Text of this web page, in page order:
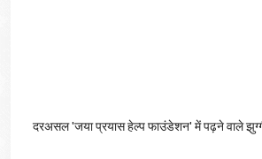
दरअसल 'जया प्रयास हेल्प फाउंडेशन' में पढ़ने वाले झुग्गी